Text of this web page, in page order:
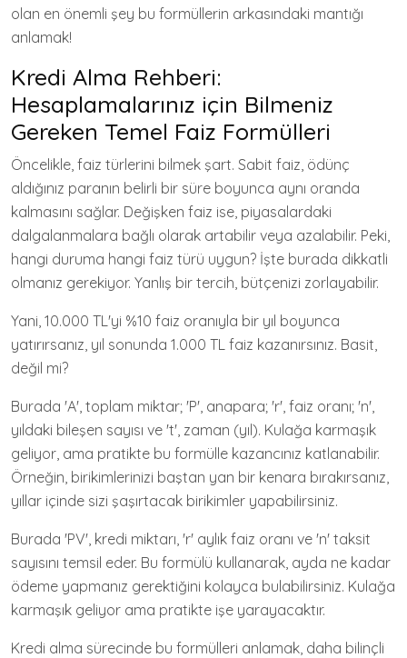
olan en önemli şey bu formüllerin arkasındaki mantığı
anlamak!
Kredi Alma Rehberi:
Hesaplamalarınız için Bilmeniz
Gereken Temel Faiz Formülleri
Öncelikle, faiz türlerini bilmek şart. Sabit faiz, ödünç
aldığınız paranın belirli bir süre boyunca aynı oranda
kalmasını sağlar. Değişken faiz ise, piyasalardaki
dalgalanmalara bağlı olarak artabilir veya azalabilir. Peki,
hangi duruma hangi faiz türü uygun? İşte burada dikkatli
olmanız gerekiyor. Yanlış bir tercih, bütçenizi zorlayabilir.
Yani, 10.000 TL'yi %10 faiz oranıyla bir yıl boyunca
yatırırsanız, yıl sonunda 1.000 TL faiz kazanırsınız. Basit,
değil mi?
Burada 'A', toplam miktar; 'P', anapara; 'r', faiz oranı; 'n',
yıldaki bileşen sayısı ve 't', zaman (yıl). Kulağa karmaşık
geliyor, ama pratikte bu formülle kazancınız katlanabilir.
Örneğin, birikimlerinizi baştan yan bir kenara bırakırsanız,
yıllar içinde sizi şaşırtacak birikimler yapabilirsiniz.
Burada 'PV', kredi miktarı, 'r' aylık faiz oranı ve 'n' taksit
sayısını temsil eder. Bu formülü kullanarak, ayda ne kadar
ödeme yapmanız gerektiğini kolayca bulabilirsiniz. Kulağa
karmaşık geliyor ama pratikte işe yarayacaktır.
Kredi alma sürecinde bu formülleri anlamak, daha bilinçli